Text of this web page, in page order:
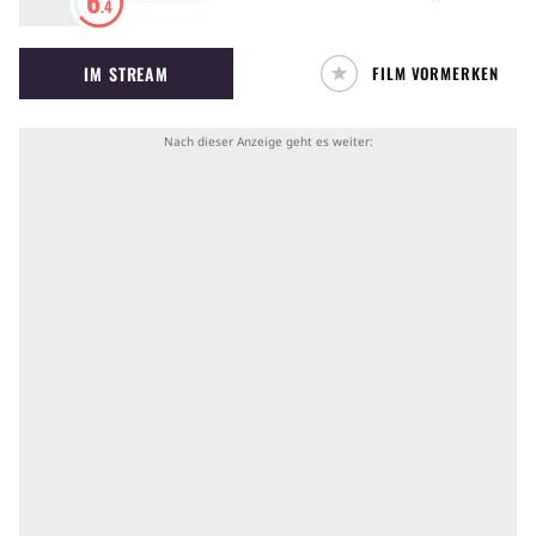
.4
Sängerin, die durch die politische Lage
zwischen Kuba und den USA erschwert wird.
IM STREAM FILM VORMERKEN